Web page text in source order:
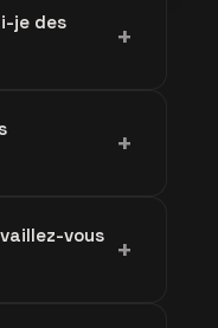
je des
+
de votre fiche.+
Ces deux
aux
vous
+